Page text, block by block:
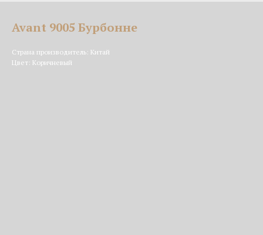
Avant 9005 Бурбонне
Страна производитель: Китай
Цвет: Коричневый